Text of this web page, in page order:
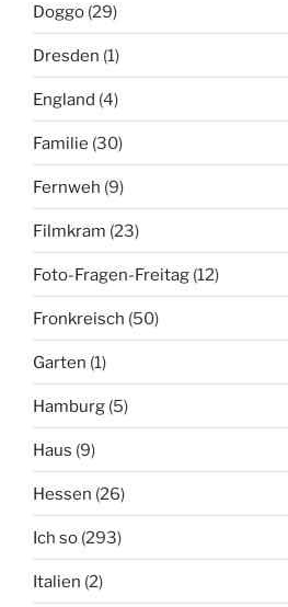
Doggo (29)
Dresden (1)
England (4)
Familie (30)
Fernweh (9)
Filmkram (23)
Foto-Fragen-Freitag (12)
Fronkreisch (50)
Garten (1)
Hamburg (5)
Haus (9)
Hessen (26)
Ich so (293)
Italien (2)